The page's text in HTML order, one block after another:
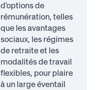
d'options de
rémunération, telles
que les avantages
sociaux, les régimes
de retraite et les
modalités de travail
flexibles, pour plaire
à un large éventail